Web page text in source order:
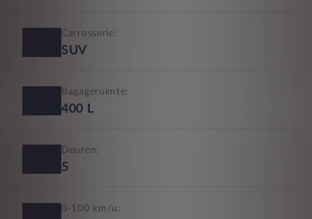
Carrosserie:
SUV
Bagageruimte:
400 L
Deuren:
5
0-100 km/u: